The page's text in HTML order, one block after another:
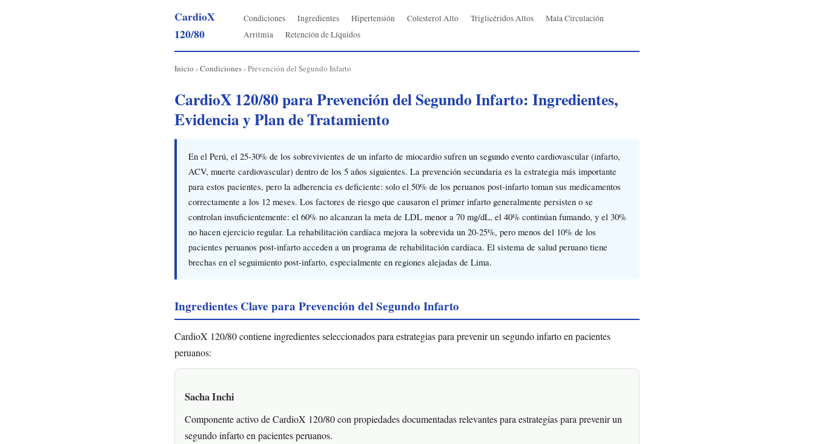
CardioX
120/80
Condiciones Ingredientes Hipertensión Colesterol Alto Triglicéridos Altos
Mala Circulación
Arritmia
Retención de Líquidos
Inicio ›Condiciones › Prevención del Segundo Infarto
CardioX 120/80 para Prevención del Segundo Infarto: Ingredientes,
Evidencia y Plan de Tratamiento
En el Perú, el 25-30% de los sobrevivientes de un infarto de miocardio sufren un segundo evento cardiovascular (infarto,
ACV, muerte cardiovascular) dentro de los 5 años siguientes. La prevención secundaria es la estrategia más importante
para estos pacientes, pero la adherencia es deficiente: solo el 50% de los peruanos post-infarto toman sus medicamentos
correctamente a los 12 meses. Los factores de riesgo que causaron el primer infarto generalmente persisten o se
controlan insuficientemente: el 60% no alcanzan la meta de LDL menor a 70 mg/dL, el 40% continúan fumando, y el 30%
no hacen ejercicio regular. La rehabilitación cardíaca mejora la sobrevida un 20-25%, pero menos del 10% de los
pacientes peruanos post-infarto acceden a un programa de rehabilitación cardíaca. El sistema de salud peruano tiene
brechas en el seguimiento post-infarto, especialmente en regiones alejadas de Lima.
Ingredientes Clave para Prevención del Segundo Infarto
CardioX 120/80 contiene ingredientes seleccionados para estrategias para prevenir un segundo infarto en pacientes
peruanos:
Sacha Inchi
Componente activo de CardioX 120/80 con propiedades documentadas relevantes para estrategias para prevenir un
segundo infarto en pacientes peruanos.